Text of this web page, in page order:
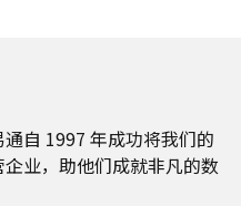
自 1997 年成功将我们的
业，助他们成就非凡的数